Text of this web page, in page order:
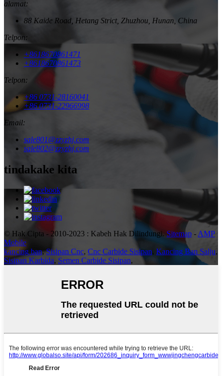
alamat:
88 Kaide Road, Hetang Strict, Zhuzhou, Hunan, China
Telpon:
+8618670861471
+8618670861473
Telpon:
+86 0731-28160041
+86 0731-22966998
Email:
sale801@zzyzhj.com
sale802@zzyzhj.com
tindakake kita
© Hak Cipta - 2010-2023 : Kabeh Hak Dilindungi. Sitemap -AMP
Mobile
kancing ban,Sisipan Cnc, Cnc Carbide Sisipan, Kancing Ban Salju,
Sisipan Karbida, Semen Carbide Sisipan,